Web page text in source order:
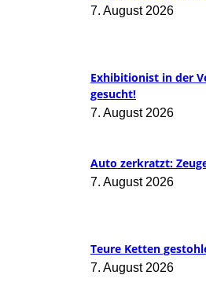
7. August 2026
Exhibitionist in der
gesucht!
7. August 2026
Auto zerkratzt:
7. August 2026
Teure Ketten
7. August 2026